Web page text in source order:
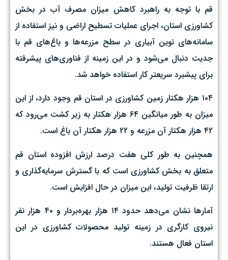
قم با توجه به راهبرد کاهش میزان مصرف آب در بخش
کشاورزی استان، اجرای عملیات تسطیح اراضی و نیز استفاده از
سامانه‌های نوین آبیاری در سطح مزرعه‌ها و باغ‌های قم با
جدیت دنبال می‌شود و در این زمینه از فناوری‌های پیشرفته
برای پیشبرد سریعتر کار استفاده خواهد شد.
۱۰۴ هزار هکتار زمین کشاورزی در استان قم وجود دارد، از این
میزان به طور میانگین ۶۴ هزار هکتار به زیر کشت می‌رود که
۴۲ هزار هکتار آن مزرعه و ۲۲ هزار هکتار آن باغ است.
همچنین به طور کلی هفت درصد ارزش افزوده استان قم
متعلق به بخش کشاورزی است که با گسترش سرمایه‌گذاری و
ارتقا ظرفیت تولید، این میزان در حال افزایش است.
آمارها نشان می‌دهد حدود ۱۴ هزار بهره‌بردار و ۴۰ هزار نفر
نیروی کارگری در زمینه تولید محصولات کشاورزی در این
استان فعال هستند.